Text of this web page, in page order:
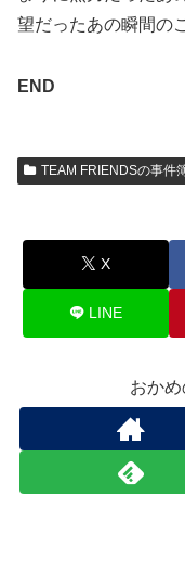
望だったあの瞬間の
END
TEAM FRIENDSの事件
X
LINE
おか